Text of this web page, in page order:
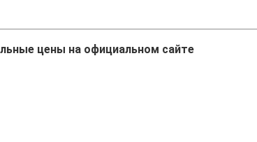
цены на официальном сайте